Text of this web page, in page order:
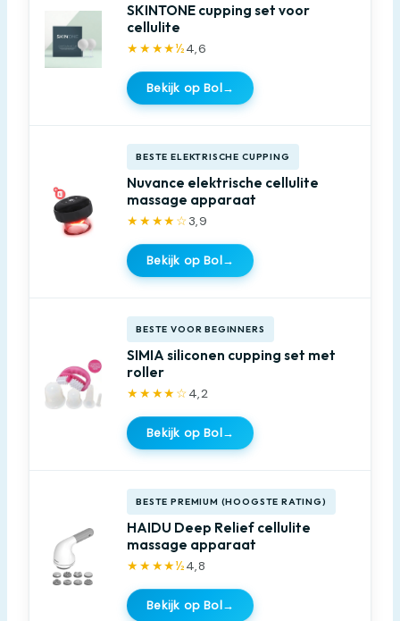
SKINTONE cupping set voor
cellulite
★★★★½4,6
Bekijk op Bol→
BESTE ELEKTRISCHE CUPPING
Nuvance elektrische cellulite
massage apparaat
★★★★☆3,9
Bekijk op Bol→
BESTE VOOR BEGINNERS
SIMIA siliconen cupping set met
roller
★★★★☆4,2
Bekijk op Bol→
BESTE PREMIUM (HOOGSTE RATING)
HAIDU Deep Relief cellulite
massage apparaat
★★★★½4,8
Bekijk op Bol→